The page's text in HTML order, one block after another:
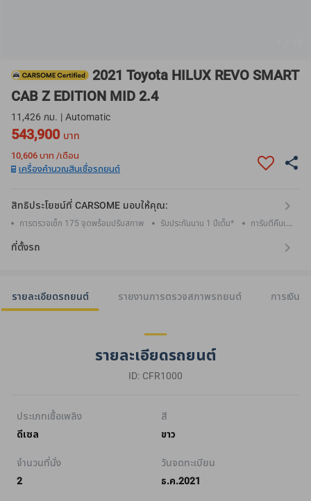
2021 Toyota HILUX REVO SMART
CAB Z EDITION MID 2.4
11,426 กม. | Automatic
543,900 บาท
10,606บาท /เดือน
เครื่องคำนวณสินเชื่อรถยนต์
สิทธิประโยชน์ที่ CARSOME มอบให้คุณ:
การตรวจเช็ก 175 จุดพร้อมปรับสภาพ รับประกันนาน 1 ปีเต็ม*
การันตีคืนเงิน
ใน 30 วัน*
ที่ตั้งรถ
รายละเอียดรถยนต์ รายงานการตรวจสภาพรถยนต์ การเงิน
รายละเอียดรถยนต์
ID: CFR1000
ประเภทเชื้อเพลิง
ดีเซล
สี
ขาว
จำนวนที่นั่ง
2
วันจดทะเบียน
ธ.ค.2021